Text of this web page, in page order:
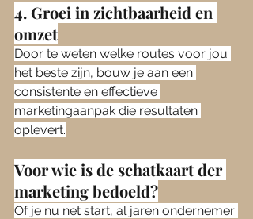
4. Groei in zichtbaarheid en
omzet
Door te weten welke routes voor jou
het beste zijn, bouw je aan een
consistente en effectieve
marketingaanpak die resultaten
oplevert.
Voor wie is de schatkaart der
marketing bedoeld?
Of je nu net start, al jaren ondernemer